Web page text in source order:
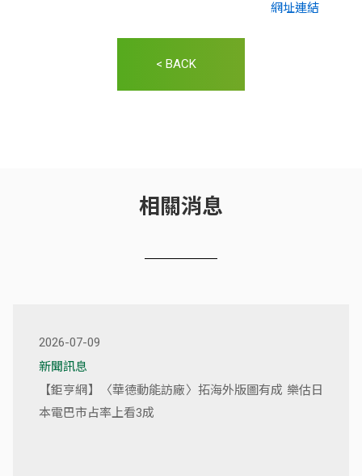
網址連結
< BACK
相關消息
2026-07-09
新聞訊息
【鉅亨網】〈華德動能訪廠〉拓海外版圖有成 樂估日
本電巴市占率上看3成